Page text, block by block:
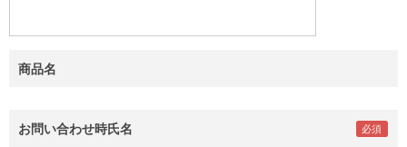
商品名
お問い合わせ時氏名